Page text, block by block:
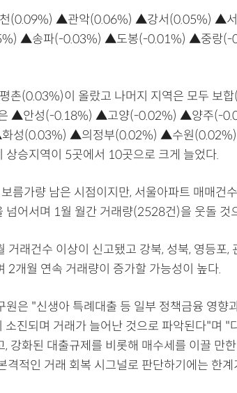
(0.09%) ▲관악(0.06%) ▲강서(0.05%) ▲
▲송파(-0.03%) ▲도봉(-0.01%) ▲중랑(-
(0.03%)이 올랐고 나머지 지역은 모두 보합
은 ▲안성(-0.18%) ▲고양(-0.02%) ▲양주(-
성(0.03%) ▲의정부(0.02%) ▲수원
승지역이 5곳에서 10곳으로 크게 늘었다.
름가량 남은 시점이지만, 서울아파트 매매건
넘어서며 1월 월간 거래량(2528건)을 웃돌 것
거래건수 이상이 신고됐고 강북, 성북, 영등포,
2개월 연속 거래량이 증가할 가능성이 높다.
은 "신생아 특례대출 등 일부 정책금융 영향
진되며 거래가 늘어난 것으로 파악된다"며 "
강화된 대출규제를 비롯해 매수세를 이끌 만
격적인 거래 회복 시그널로 판단하기에는 한